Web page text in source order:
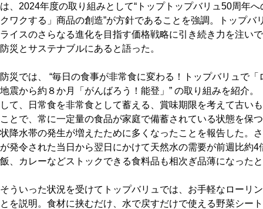
は、2024年度の取り組みとして“トップトップバリュ50周年
クワクする」商品の創造”が方針であることを強調。トップ
ライスのさらなる進化を目指す価格戦略に引き続き力を注い
防災とサステナブルにあると語った。
防災では、 “毎日の食事が非常食に変わる！トップバリュで「
地震から約８か月「がんばろう！能登」” の取り組みを紹介
して、日常食を非常食として蓄える、賞味期限を考えて古い
ことで、常に一定量の食品が家庭で備蓄されている状態を保
状降水帯の発生が増えたために多くなったことを報告した。
が発令された当日から翌日にかけて天然水の需要が前週比約
飯、カレーなどストックできる食料品も相次ぎ品薄になった
そういった状況を受けてトップバリュでは、お手軽なローリ
とを説明。食材に挟むだけ、水で戻すだけで使える野菜シー